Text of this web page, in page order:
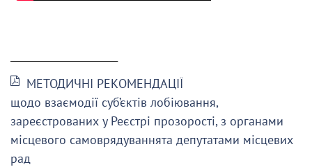
МЕТОДИЧНІ РЕКОМЕНДАЦІЇ
щодо взаємодії суб’єктів лобіювання,
зареєстрованих у Реєстрі прозорості, з органами
місцевого самоврядуваннята депутатами місцевих
рад